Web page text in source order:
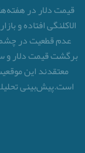
قیمت دلار در
الاکلنگی افتاده و
عدم قطعیت در
برگشت قیمت دلار و
معتقدند این
است.پیش‌بینی